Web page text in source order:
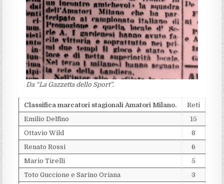
Da “La Gazzetta dello Sport”.
Classifica marcatori stagionali Amatori Milano.
Reti
Emilio Delfino
15
Ottavio Wild
8
Renato Rossi
6
Mario Tirelli
5
Toto Guccione e Sarino Oriana
3